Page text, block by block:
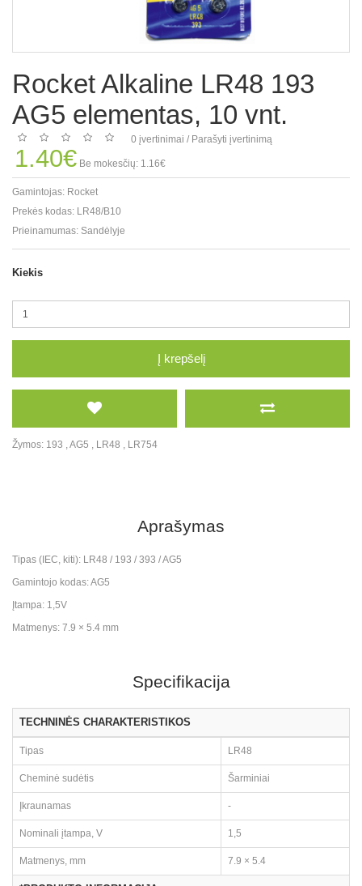
Rocket Alkaline LR48 193
AG5 elementas, 10 vnt.
0 įvertinimai / Parašyti įvertinimą
1.40€ Be mokesčių: 1.16€
Gamintojas: Rocket
Prekės kodas: LR48/B10
Prieinamumas: Sandėlyje
Kiekis
Į krepšelį
Žymos: 193 ,AG5 , LR48 , LR754
Aprašymas
Tipas (IEC, kiti): LR48 / 193 / 393 / AG5
Gamintojo kodas: AG5
Įtampa: 1,5V
Matmenys: 7.9 × 5.4 mm
Specifikacija
TECHNINĖS CHARAKTERISTIKOS
Tipas LR48
Cheminė sudėtis Šarminiai
Įkraunamas -
Nominali įtampa, V 1,5
Matmenys, mm 7.9 × 5.4